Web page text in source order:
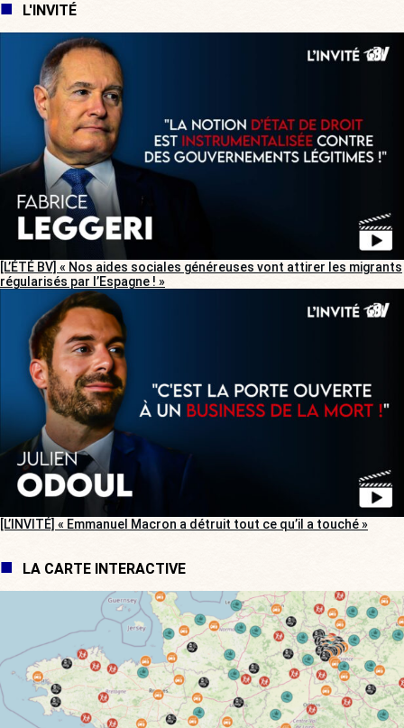
L'INVITÉ
[L’ÉTÉ BV] « Nos aides sociales généreuses vont attirer les migrants
régularisés par l’Espagne ! »
[L’INVITÉ] « Emmanuel Macron a détruit tout ce qu’il a touché »
LA CARTE INTERACTIVE